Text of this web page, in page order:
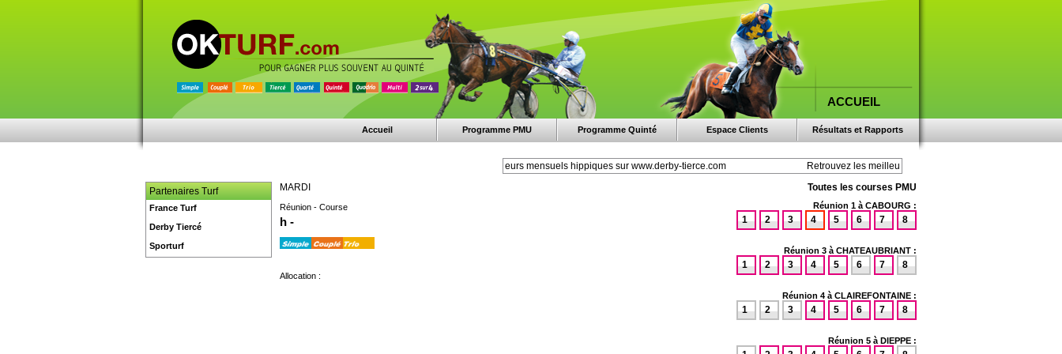
ACCUEIL
Résultats et Rapports
Espace Clients
Programme Quinté
Programme PMU
Accueil
Toutes les courses PMU
Réunion 1 à CABOURG :
8
7
6
5
4
3
2
1
Réunion 3 à CHATEAUBRIANT :
8
7
6
5
4
3
2
1
Réunion 4 à CLAIREFONTAINE :
8
7
6
5
4
3
2
1
Réunion 5 à DIEPPE :
MARDI
Réunion - Course
h -
Allocation :
Partenaires Turf
France Turf
Derby Tiercé
Sporturf